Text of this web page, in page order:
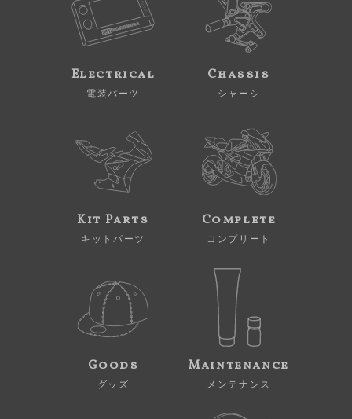
Electrical
電装パーツ
Chassis
シャーシ
Kit Parts
キットパーツ
Complete
コンプリート
Goods
グッズ
Maintenance
メンテナンス